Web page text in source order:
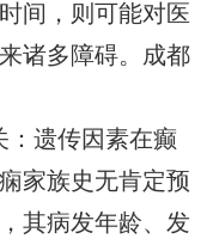
间，则可能对医
诸多障碍。 成都
：遗传因素在癫
家族史无肯定预
其病发年龄、发